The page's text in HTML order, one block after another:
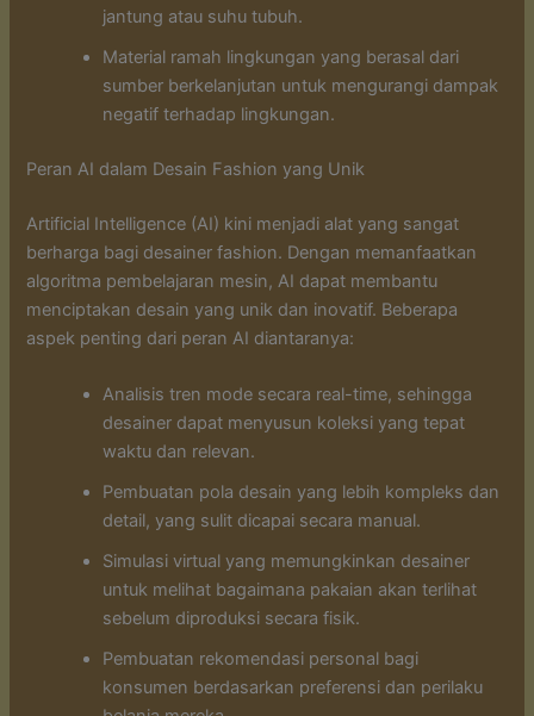
jantung atau suhu tubuh.
Material ramah lingkungan yang berasal dari
sumber berkelanjutan untuk mengurangi dampak
negatif terhadap lingkungan.
Peran AI dalam Desain Fashion yang Unik
Artificial Intelligence (AI) kini menjadi alat yang sangat
berharga bagi desainer fashion. Dengan memanfaatkan
algoritma pembelajaran mesin, AI dapat membantu
menciptakan desain yang unik dan inovatif. Beberapa
aspek penting dari peran AI diantaranya:
Analisis tren mode secara real-time, sehingga
desainer dapat menyusun koleksi yang tepat
waktu dan relevan.
Pembuatan pola desain yang lebih kompleks dan
detail, yang sulit dicapai secara manual.
Simulasi virtual yang memungkinkan desainer
untuk melihat bagaimana pakaian akan terlihat
sebelum diproduksi secara fisik.
Pembuatan rekomendasi personal bagi
konsumen berdasarkan preferensi dan perilaku